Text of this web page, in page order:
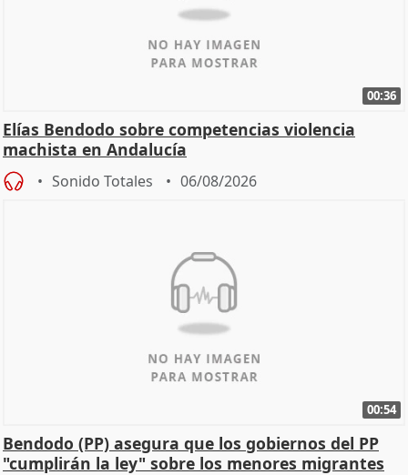
00:36
Elías Bendodo sobre competencias violencia
machista en Andalucía
Sonido Totales 06/08/2026
00:54
Bendodo (PP) asegura que los gobiernos del PP
"cumplirán la ley" sobre los menores migrantes